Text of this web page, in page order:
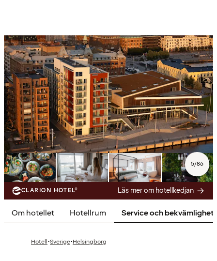
5/86
CLARION HOTEL® Läs mer om hotellkedjan
Om hotellet Hotellrum Service och
Hotell·Sverige·Helsingborg